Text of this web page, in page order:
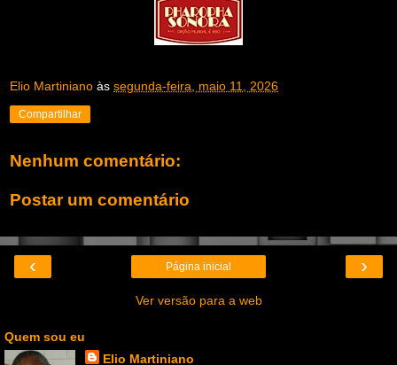
Elio Martiniano às segunda-feira, maio 11, 2026
Compartilhar
Nenhum comentário:
Postar um comentário
‹ ›
Página inicial
Ver versão para a web
Quem sou eu
Elio Martiniano